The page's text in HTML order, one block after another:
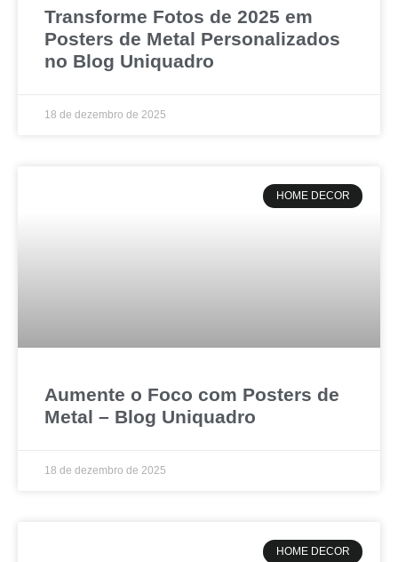
Transforme Fotos de 2025 em
Posters de Metal Personalizados
no Blog Uniquadro
18 de dezembro de 2025
HOME DECOR
Aumente o Foco com Posters de
Metal – Blog Uniquadro
18 de dezembro de 2025
HOME DECOR